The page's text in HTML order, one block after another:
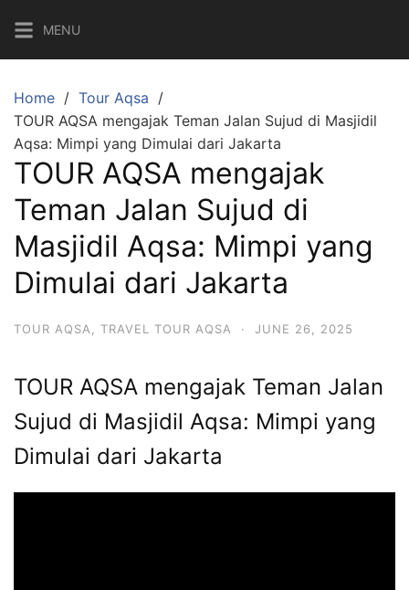
content
MENU
Home
Tour Aqsa
TOUR AQSA mengajak Teman Jalan Sujud di Masjidil
Aqsa: Mimpi yang Dimulai dari Jakarta
TOUR AQSA mengajak
Teman Jalan Sujud di
Masjidil Aqsa: Mimpi yang
Dimulai dari Jakarta
TOUR AQSA TRAVEL TOUR AQSA · JUNE 26, 2025
TOUR AQSA mengajak Teman Jalan
Sujud di Masjidil Aqsa: Mimpi yang
Dimulai dari Jakarta